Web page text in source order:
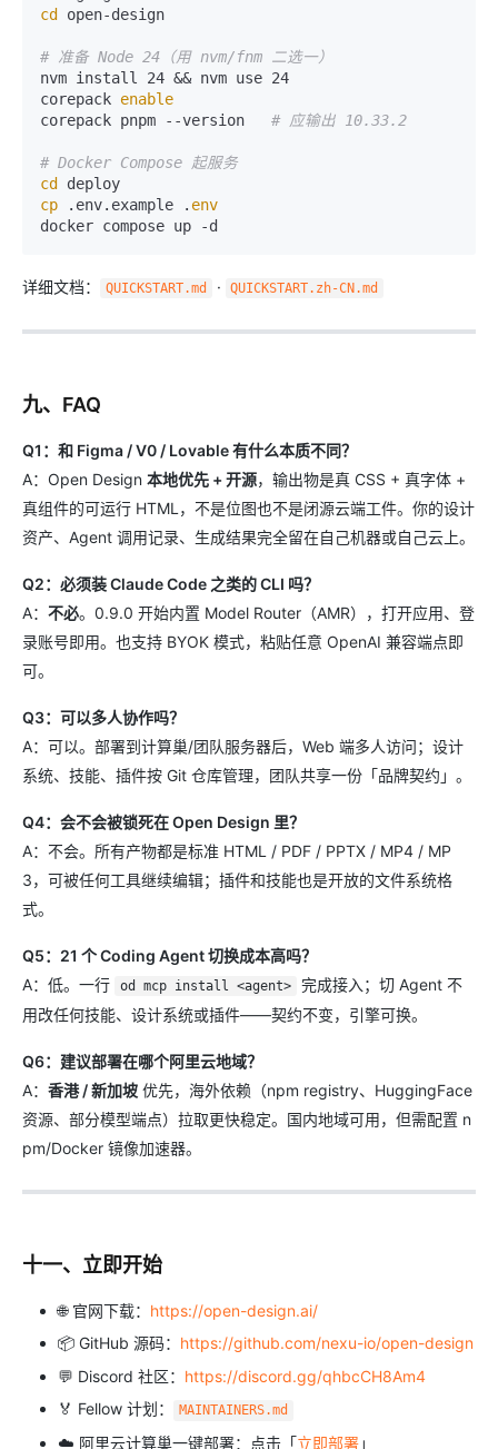
cd
open-design
# 准备 Node 24（用 nvm/fnm 二选一）
nvm install 24 && nvm use 24
corepack enable
corepack pnpm --version # 应输出 10.33.2
# Docker Compose 起服务
cd
cp .env.example . env
详细文档： QUICKSTART.md · QUICKSTART.zh-CN.md
九、FAQ
Q1：和 Figma / V0 / Lovable 有什么本质不同？
A：Open Design 本地优先 + 开源，输出物是真 CSS + 真字体 +
真组件的可运行 HTML，不是位图也不是闭源云端工件。你的设计
资产、Agent 调用记录、生成结果完全留在自己机器或自己云上。
Q2：必须装 Claude Code 之类的 CLI 吗？
A： 不必。0.9.0 开始内置 Model Router（AMR），打开应用、登
录账号即用。也支持 BYOK 模式，粘贴任意 OpenAI 兼容端点即
可。
Q3：可以多人协作吗？
A：可以。部署到计算巢/团队服务器后，Web 端多人访问；设计
系统、技能、插件按 Git 仓库管理，团队共享一份「品牌契约」。
Q4：会不会被锁死在 Open Design 里？
A：不会。所有产物都是标准 HTML / PDF / PPTX / MP4 / MP
3，可被任何工具继续编辑；插件和技能也是开放的文件系统格
式。
Q5：21 个 Coding Agent 切换成本高吗？
A：低。一行
od mcp install <agent>
完成接入；切 Agent 不
用改任何技能、设计系统或插件——契约不变，引擎可换。
Q6：建议部署在哪个阿里云地域？
A： 香港 / 新加坡 优先，海外依赖（npm registry、HuggingFace
资源、部分模型端点）拉取更快稳定。国内地域可用，但需配置 n
pm/Docker 镜像加速器。
十一、立即开始
🌐 官网下载： https://open-design.ai/
📦 GitHub 源码： https://github.com/nexu-io/open-design
💬 Discord 社区： https://discord.gg/qhbcCH8Am4
🏅 Fellow 计划：
MAINTAINERS.md
☁️ 阿里云计算巢一键部署：点击「立即部署」